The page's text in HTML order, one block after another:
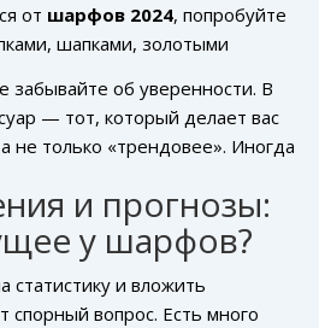
от шарфов 2024, попробуйте
шапками, золотыми
модные блогеры: аксессуары
а образ смотрится
стоит посмотреть
Лии Клэпп (Leonie Hanne),
— они показывают, как по-
в современном гардеробе.
забывайте об уверенности. В
— тот, который делает вас
не только «трендовее». Иногда
Попробуйте завязать свой
способом или
— и вы удивитесь, как быстро
привычный образ.
и прогнозы:
у шарфов?
статистику и вложить
спорный вопрос. Есть много